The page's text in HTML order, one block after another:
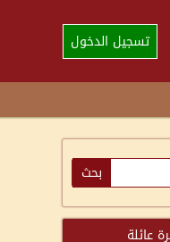
تسجيل الدخول
عائلة